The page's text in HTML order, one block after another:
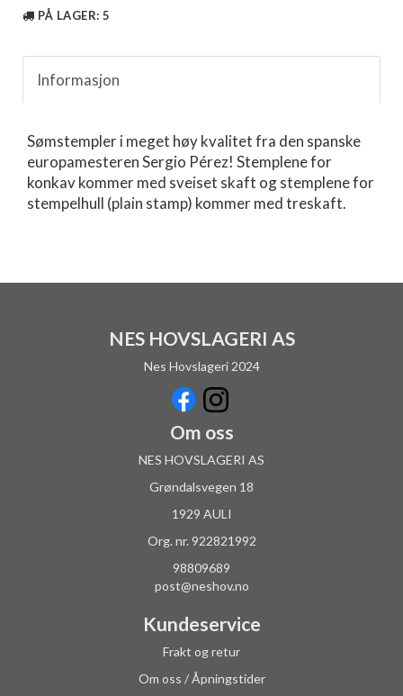
PÅ LAGER: 5
Informasjon
Sømstempler i meget høy kvalitet fra den spanske
europamesteren Sergio Pérez! Stemplene for
konkav kommer med sveiset skaft og stemplene for
stempelhull (plain stamp) kommer med treskaft.
NES HOVSLAGERI AS
Nes Hovslageri 2024
Om oss
NES HOVSLAGERI AS
Grøndalsvegen 18
1929 AULI
Org. nr. 922821992
98809689
post@neshov.no
Kundeservice
Frakt og retur
Om oss / Åpningstider